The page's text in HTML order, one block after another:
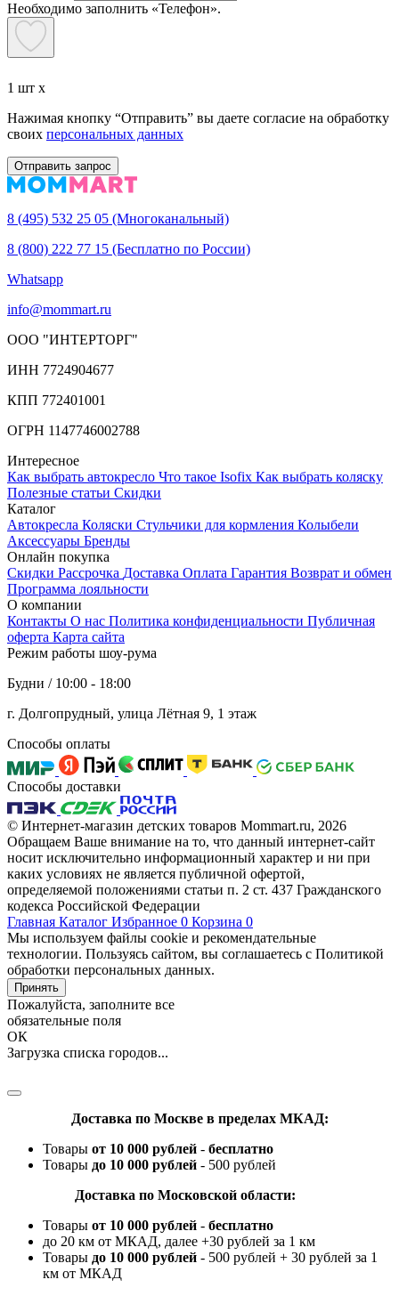
Необходимо заполнить «Телефон».
1 шт x
Нажимая кнопку “Отправить” вы даете согласие на обработку
своих персональных данных
Отправить запрос
8 (495) 532 25 05 (Многоканальный)
8 (800) 222 77 15 (Бесплатно по России)
Whatsapp
info@mommart.ru
ООО "ИНТЕРТОРГ"
ИНН 7724904677
КПП 772401001
ОГРН 1147746002788
Интересное
Как выбрать автокресло Что такое Isofix Как выбрать коляску
Полезные статьи Cкидки
Каталог
Автокресла Коляски Стульчики для кормления Колыбели
Аксессуары Бренды
Онлайн покупка
Скидки Рассрочка Доставка Оплата Гарантия Возврат и обмен
Программа лояльности
О компании
Контакты О нас Политика конфиденциальности Публичная
оферта Карта сайта
Режим работы шоу-рума
Будни / 10:00 - 18:00
г. Долгопрудный, улица Лётная 9, 1 этаж
Способы оплаты
Способы доставки
© Интернет-магазин детских товаров Mommart.ru, 2026
Обращаем Ваше внимание на то, что данный интернет-сайт
носит исключительно информационный характер и ни при
каких условиях не является публичной офертой,
определяемой положениями статьи п. 2 ст. 437 Гражданского
кодекса Российской Федерации
Главная Каталог Избранное 0 Корзина 0
Мы используем файлы cookie и рекомендательные
технологии. Пользуясь сайтом, вы соглашаетесь с Политикой
обработки персональных данных.
Принять
Пожалуйста, заполните все
обязательные поля
ОК
Загрузка списка городов...
Доставка по Москве в пределах МКАД:
Товары от 10 000 рублей - бесплатно
Товары до 10 000 рублей - 500 рублей
Доставка по Московской области:
Товары от 10 000 рублей - бесплатно
до 20 км от МКАД, далее +30 рублей за 1 км
Товары до 10 000 рублей - 500 рублей + 30 рублей за 1
км от МКАД